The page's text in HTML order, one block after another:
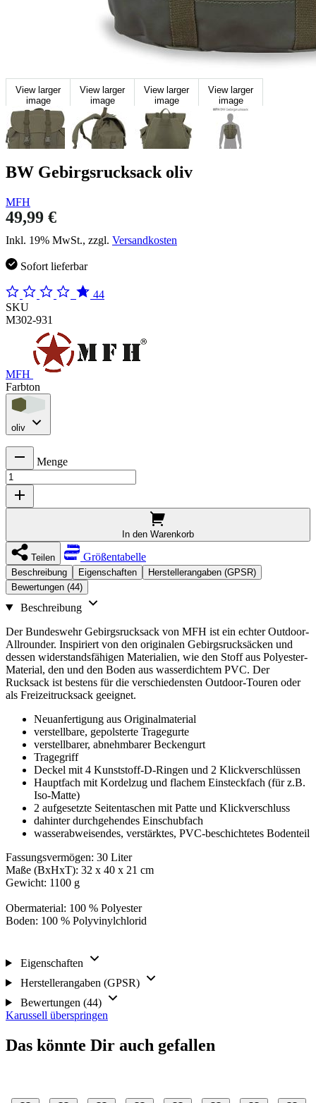
View larger
image
View larger
image
View larger
image
View larger
image
BW Gebirgsrucksack oliv
MFH
49,99 €
Inkl. 19% MwSt., zzgl. Versandkosten
Sofort lieferbar
44
SKU
M302-931
MFH
Farbton
oliv
Menge
In den Warenkorb
Teilen Größentabelle
Beschreibung Eigenschaften
Herstellerangaben (GPSR)
Bewertungen (44)
Beschreibung
Der Bundeswehr Gebirgsrucksack von MFH ist ein echter Outdoor-
Allrounder. Inspiriert von den originalen Gebirgsrucksäcken und
dessen widerstandsfähigen Materialien, wie den Stoff aus Polyester-
Material, den und den Boden aus wasserdichtem PVC. Der
Rucksack ist bestens für die verschiedensten Outdoor-Touren oder
als Freizeitrucksack geeignet.
Neuanfertigung aus Originalmaterial
verstellbare, gepolsterte Tragegurte
verstellbarer, abnehmbarer Beckengurt
Tragegriff
Deckel mit 4 Kunststoff-D-Ringen und 2 Klickverschlüssen
Hauptfach mit Kordelzug und flachem Einsteckfach (für z.B.
Iso-Matte)
2 aufgesetzte Seitentaschen mit Patte und Klickverschluss
dahinter durchgehendes Einschubfach
wasserabweisendes, verstärktes, PVC-beschichtetes Bodenteil
Fassungsvermögen: 30 Liter
Maße (BxHxT): 32 x 40 x 21 cm
Gewicht: 1100 g
Obermaterial: 100 % Polyester
Boden: 100 % Polyvinylchlorid
Eigenschaften
Herstellerangaben (GPSR)
Bewertungen (44)
Karussell überspringen
Das könnte Dir auch gefallen